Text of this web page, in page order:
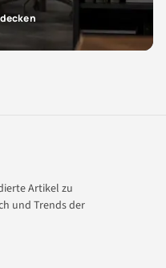
Artikel zu
und Trends der